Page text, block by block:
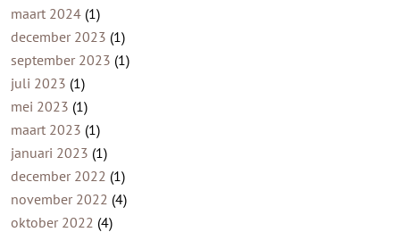
maart 2024(1)
december 2023 (1)
september 2023 (1)
juli 2023 (1)
mei 2023 (1)
maart 2023 (1)
januari 2023 (1)
december 2022 (1)
november 2022 (4)
oktober 2022 (4)